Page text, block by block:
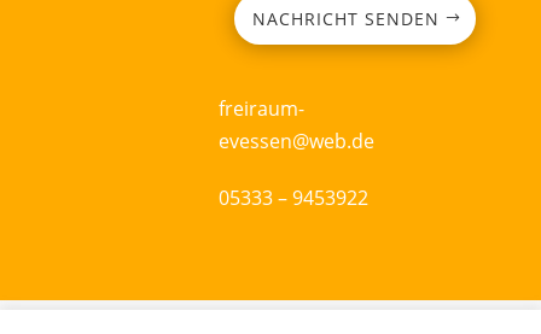
NACHRICHT SENDEN
freiraum-
evessen@web.de
05333 – 9453922